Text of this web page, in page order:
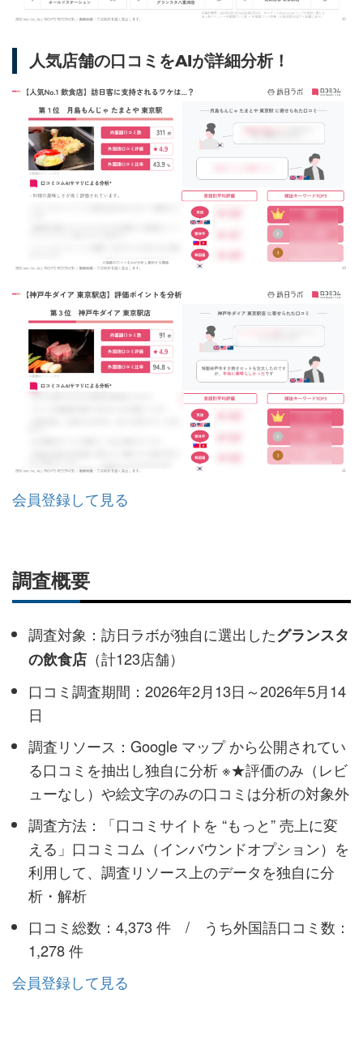
人気店舗の口コミをAIが詳細分析！
会員登録して見る
調査概要
調査対象：訪日ラボが独自に選出したグランスタ
の飲食店 （計123店舗）
口コミ調査期間：2026年2月13日～2026年5月14
日
調査リソース：Google マップ から公開されてい
る口コミを抽出し独自に分析 ※★評価のみ（レビ
ューなし）や絵文字のみの口コミは分析の対象外
調査方法：「口コミサイトを “もっと” 売上に変
える」口コミコム（インバウンドオプション）を
利用して、調査リソース上のデータを独自に分
析・解析
口コミ総数：4,373 件 / うち外国語口コミ数：
1,278 件
会員登録して見る